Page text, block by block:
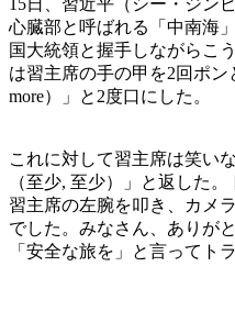
心臓部と呼ばれる「中南海
国大統領と握手しながらこ
は習主席の手の甲を2回ポ
more）」と2度口にした。
これに対して習主席は笑い
（至少, 至少）」と返した
習主席の左腕を叩き、カメ
でした。みなさん、ありが
「安全な旅を」と言ってト